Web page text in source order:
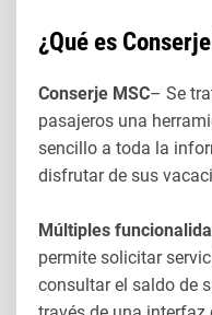
¿Qué es
Conserje MSC– Se
pasajeros una
sencillo a toda la
disfrutar de sus
Múltiples
permite solicitar
consultar el saldo de